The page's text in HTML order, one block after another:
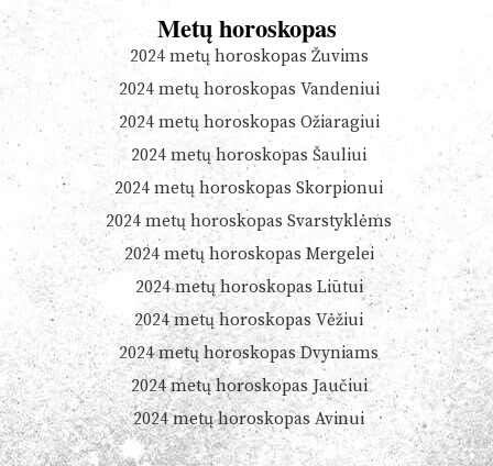
Metų horoskopas
2024 metų horoskopas Žuvims
2024 metų horoskopas Vandeniui
2024 metų horoskopas Ožiaragiui
2024 metų horoskopas Šauliui
2024 metų horoskopas Skorpionui
2024 metų horoskopas Svarstyklėms
2024 metų horoskopas Mergelei
2024 metų horoskopas Liūtui
2024 metų horoskopas Vėžiui
2024 metų horoskopas Dvyniams
2024 metų horoskopas Jaučiui
2024 metų horoskopas Avinui